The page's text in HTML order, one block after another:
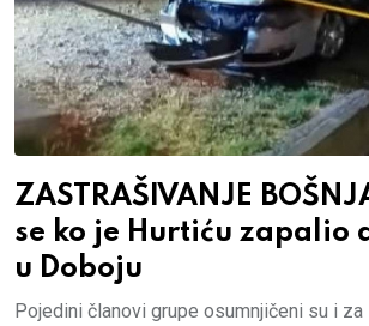
ZASTRAŠIVANJE
se ko je Hurtiću zapalio
u Doboju
Pojedini članovi grupe osumnjičeni su i